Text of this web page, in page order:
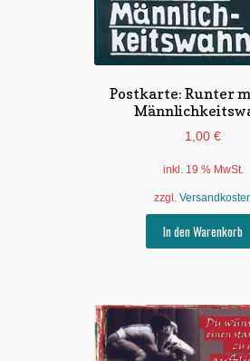
Postkarte: Runter
1,00 €
inkl. 19 % MwSt.
zzgl.
In den Warenkorb